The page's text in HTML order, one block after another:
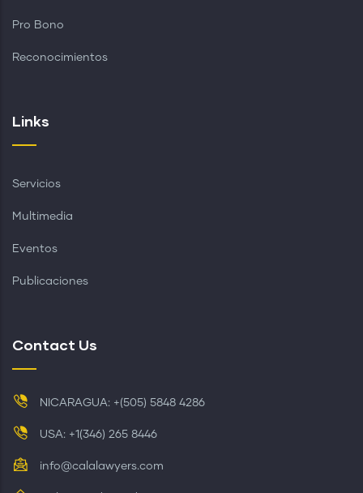
Pro Bono
Reconocimientos
Links
Servicios
Multimedia
Eventos
Publicaciones
Contact Us
NICARAGUA: +(505) 5848 4286
USA: +1(346) 265 8446
info@calalawyers.com